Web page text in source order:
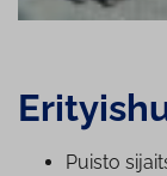
Puisto